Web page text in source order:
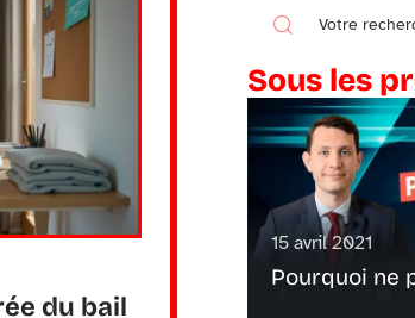
du bail
Sous les
15 avril 2021
Pourquoi ne